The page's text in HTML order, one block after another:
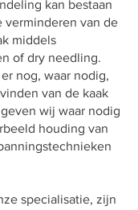
kan bestaan
verminderen van de
middels
of dry needling.
nog, waar nodig,
van de kaak
wij waar nodig
houding van
specialisatie, zijn